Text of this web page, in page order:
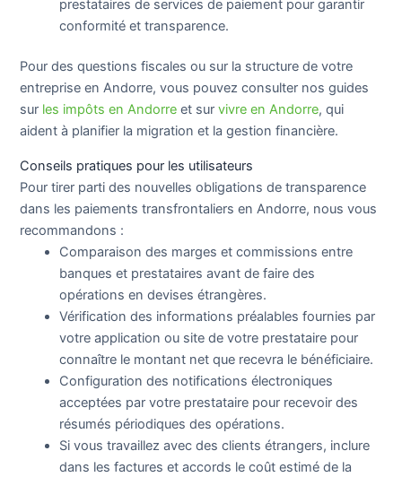
prestataires de services de paiement pour garantir
conformité et transparence.
Pour des questions fiscales ou sur la structure de votre
entreprise en Andorre, vous pouvez consulter nos guides
sur les impôts en Andorre et survivre en Andorre, qui
aident à planifier la migration et la gestion financière.
Conseils pratiques pour les utilisateurs
Pour tirer parti des nouvelles obligations de transparence
dans les paiements transfrontaliers en Andorre, nous vous
recommandons :
Comparaison des marges et commissions entre
banques et prestataires avant de faire des
opérations en devises étrangères.
Vérification des informations préalables fournies par
votre application ou site de votre prestataire pour
connaître le montant net que recevra le bénéficiaire.
Configuration des notifications électroniques
acceptées par votre prestataire pour recevoir des
résumés périodiques des opérations.
Si vous travaillez avec des clients étrangers, inclure
dans les factures et accords le coût estimé de la